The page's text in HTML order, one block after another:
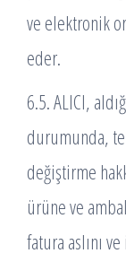
ve elektronik
eder.
6.5. ALICI,
durumunda,
değiştirme
ürüne ve
fatura aslını